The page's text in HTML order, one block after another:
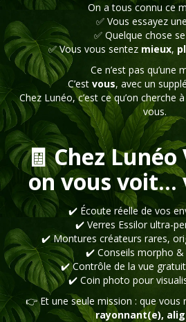
On a tous connu ce
✅ Vous essayez
✅ Quelque chose
✅ Vous vous sentez mieux,
Ce n’est pas qu’une
C’est vous, avec un
Chez Lunéo, c’est ce qu’on cherche
vous.
🧾 Chez
on vous voit…
✔️ Écoute réelle de vos
✔️ Verres Essilor ultra-
✔️ Montures créateurs rares,
✔️ Conseils morpho &
✔️ Contrôle de la vue
✔️ Coin photo pour
👉 Et une seule mission : que vous
rayonnant(e),